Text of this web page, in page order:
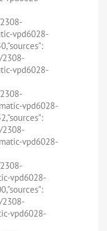
vpd6028-
vpd6028-
vpd6028-
vpd6028-
vpd6028-
vpd6028-